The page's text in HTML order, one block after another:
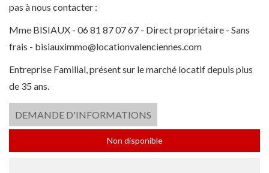
pas à nous contacter :
Mme BISIAUX - 06 81 87 07 67 - Direct propriétaire - Sans
frais - bisiauximmo@locationvalenciennes.com
Entreprise Familial, présent sur le marché locatif depuis plus
de 35 ans.
DEMANDE D'INFORMATIONS
Non disponible